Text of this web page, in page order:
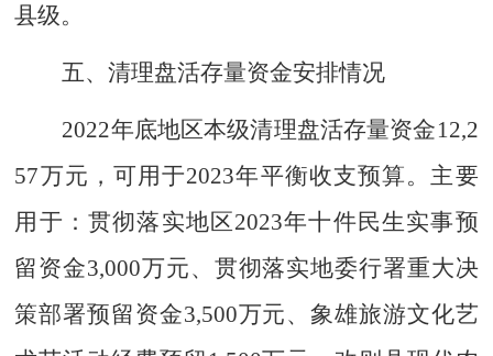
县级。
五、清理盘活存量资金安排情况
2022年底地区本级清理盘活存量资金12,2
57万元，可用于2023年平衡收支预算。主要
用于：贯彻落实地区2023年十件民生实事预
留资金3,000万元、贯彻落实地委行署重大决
策部署预留资金3,500万元、象雄旅游文化艺